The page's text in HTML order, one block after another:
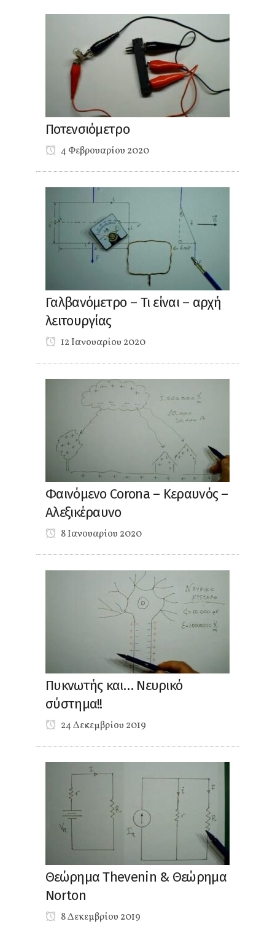
Ποτενσιόμετρο
4 Φεβρουαρίου 2020
Γαλβανόμετρο – Τι είναι – αρχή
λειτουργίας
12 Ιανουαρίου 2020
Φαινόμενο Corona – Κεραυνός –
Αλεξικέραυνο
8 Ιανουαρίου 2020
Πυκνωτής και… Νευρικό
σύστημα!!
24 Δεκεμβρίου 2019
Θεώρημα Thevenin & Θεώρημα
Norton
8 Δεκεμβρίου 2019